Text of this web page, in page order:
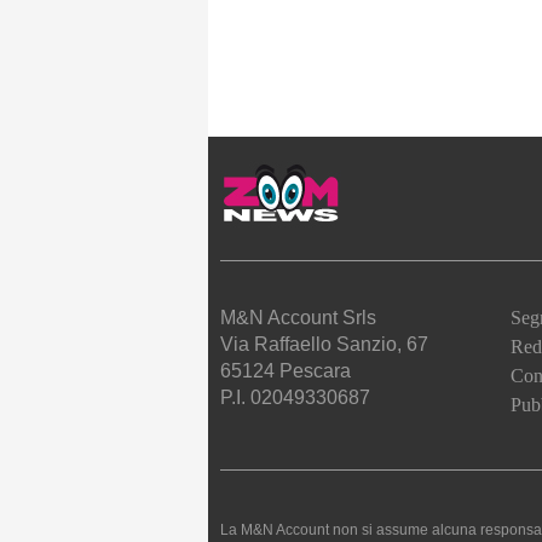
M&N Account Srls
Via Raffaello Sanzio, 67
65124 Pescara
P.I. 02049330687
La M&N Account non si assume alcuna